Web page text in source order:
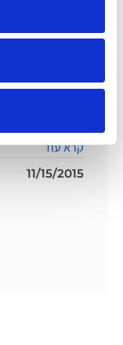
עדכון שיעור ריבית 3(ט), 3( י)
קרא עוד
11/15/2015